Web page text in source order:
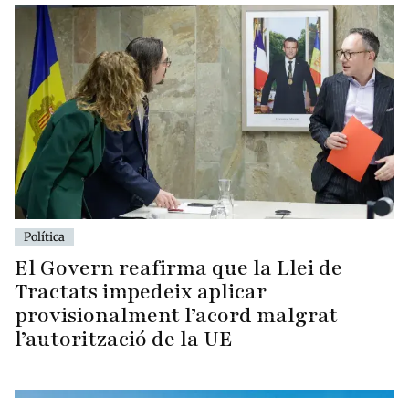
Política
El Govern reafirma que la Llei de
Tractats impedeix aplicar
provisionalment l’acord malgrat
l’autorització de la UE